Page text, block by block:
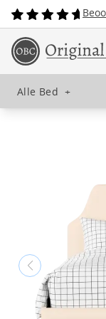
Alle Bed +